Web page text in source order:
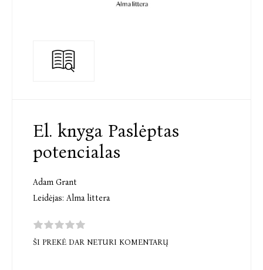
El. knyga Paslėptas
potencialas
Adam Grant
Leidėjas: Alma littera
ŠI PREKĖ DAR NETURI KOMENTARŲ